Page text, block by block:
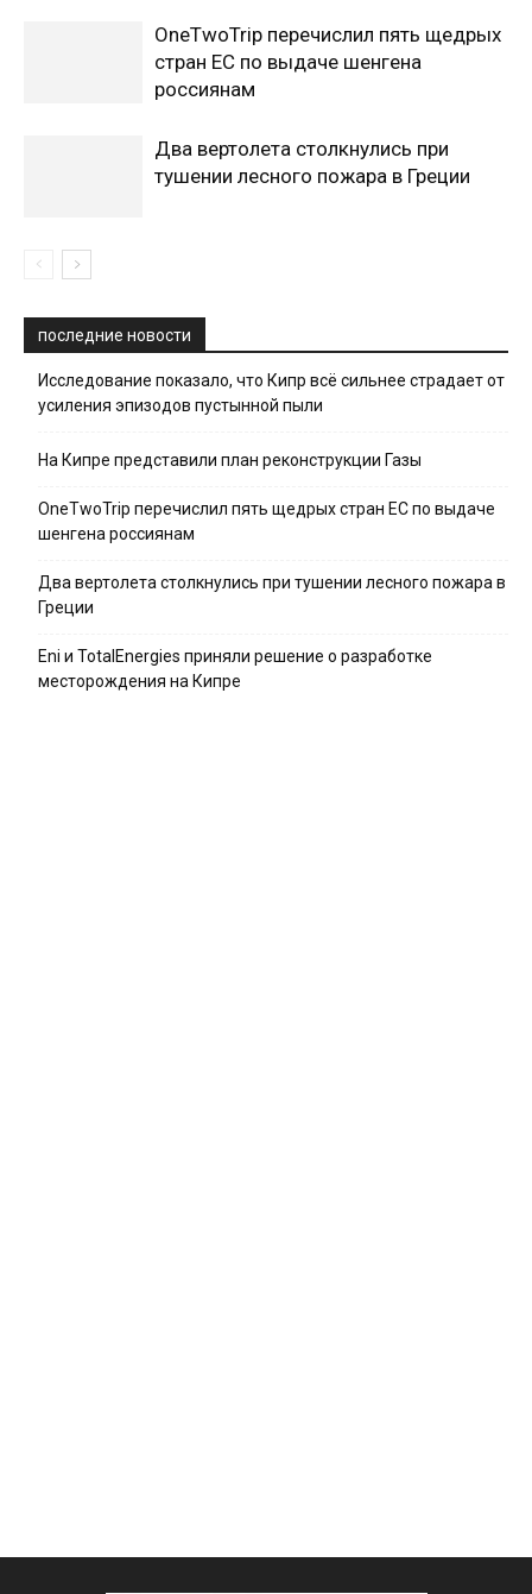
OneTwoTrip перечислил пять щедрых
стран ЕС по выдаче шенгена
россиянам
Два вертолета столкнулись при
тушении лесного пожара в Греции
последние новости
Исследование показало, что Кипр всё сильнее страдает от
усиления эпизодов пустынной пыли
На Кипре представили план реконструкции Газы
OneTwoTrip перечислил пять щедрых стран ЕС по выдаче
шенгена россиянам
Два вертолета столкнулись при тушении лесного пожара в
Греции
Eni и TotalEnergies приняли решение о разработке
месторождения на Кипре